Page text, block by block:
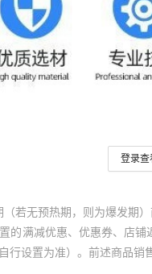
登录查
若无预热期，则为爆发
满减优惠、优惠券、店
设置为准）。前述商品